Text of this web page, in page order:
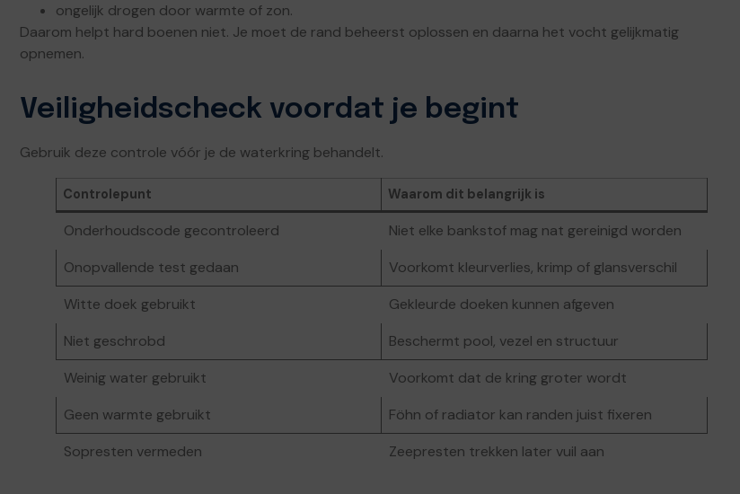
ongelijk drogen door warmte of zon.
Daarom helpt hard boenen niet. Je moet de rand beheerst oplossen en daarna het vocht gelijkmatig
opnemen.
Veiligheidscheck voordat je begint
Gebruik deze controle vóór je de waterkring behandelt.
Controlepunt Waarom dit belangrijk is
Onderhoudscode gecontroleerd
Niet elke bankstof mag nat gereinigd worden
Onopvallende test gedaan
Voorkomt kleurverlies, krimp of glansverschil
Witte doek gebruikt
Gekleurde doeken kunnen afgeven
Niet geschrobd
Beschermt pool, vezel en structuur
Weinig water gebruikt
Voorkomt dat de kring groter wordt
Geen warmte gebruikt
Föhn of radiator kan randen juist fixeren
Sopresten vermeden
Zeepresten trekken later vuil aan